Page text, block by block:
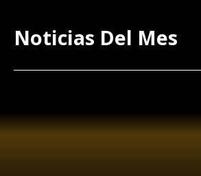
Noticias Del Mes